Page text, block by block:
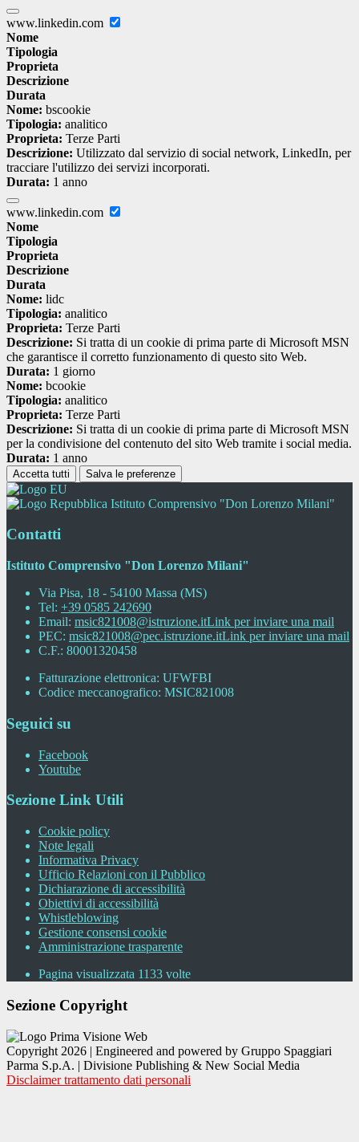
www.linkedin.com
Nome
Tipologia
Proprieta
Descrizione
Durata
Nome: bscookie
Tipologia: analitico
Proprieta: Terze Parti
Descrizione: Utilizzato dal servizio di social network, LinkedIn, per
tracciare l'utilizzo dei servizi incorporati.
Durata: 1 anno
www.linkedin.com
Nome
Tipologia
Proprieta
Descrizione
Durata
Nome: lidc
Tipologia: analitico
Proprieta: Terze Parti
Descrizione: Si tratta di un cookie di prima parte di Microsoft MSN
che garantisce il corretto funzionamento di questo sito Web.
Durata: 1 giorno
Nome: bcookie
Tipologia: analitico
Proprieta: Terze Parti
Descrizione: Si tratta di un cookie di prima parte di Microsoft MSN
per la condivisione del contenuto del sito Web tramite i social media.
Durata: 1 anno
Accetta tutti Salva le preferenze
Istituto Comprensivo "Don Lorenzo Milani"
Contatti
Istituto Comprensivo "Don Lorenzo Milani"
Via Pisa, 18 - 54100 Massa (MS)
Tel: +39 0585 242690
Email: msic821008@istruzione.itLink per inviare una mail
PEC: msic821008@pec.istruzione.itLink per inviare una mail
C.F.: 80001320458
Fatturazione elettronica: UFWFBI
Codice meccanografico: MSIC821008
Seguici su
Facebook
Youtube
Sezione Link Utili
Cookie policy
Note legali
Informativa Privacy
Ufficio Relazioni con il Pubblico
Dichiarazione di accessibilità
Obiettivi di accessibilità
Whistleblowing
Gestione consensi cookie
Amministrazione trasparente
Pagina visualizzata 1133 volte
Sezione Copyright
Copyright 2026 | Engineered and powered by Gruppo Spaggiari
Parma S.p.A. | Divisione Publishing & New Social Media
Disclaimer trattamento dati personali